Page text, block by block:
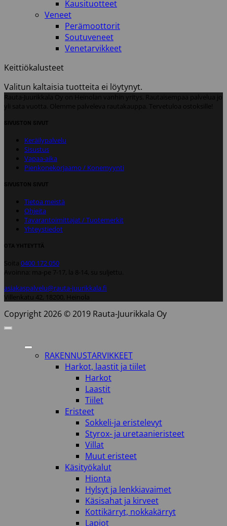
Kausituotteet
Veneet
Perämoottorit
Soutuveneet
Venetarvikkeet
Keittiökalusteet
Valitun kaltaisia tuotteita ei löytynyt.
Rauta-Juurikkala Oy on Heinolan vanhin yritys. Rautaisempaa palvelua jo
yli sata vuotta. Olemme palveleva rautakauppa. Tervetuloa ostoksille!
SIVUSTON SIVUT
Keräilypalvelu
Sisustus
Vapaa-aika
Pienkonekorjaamo / Konemyynti
SIVUSTON SIVUT
Tietoa meistä
Ohjeita
Tavarantoimittajat / Tuotemerkit
Yhteystiedot
OTA YHTEYTTÄ
Soita 0400 172 050
Avoinna: ma-pe 7-17, la 8-14, su suljettu.
asiakaspalvelu@rauta-juurikkala.fi
Villenkatu 42, 18200, Heinola
Copyright 2026 © 2019 Rauta-Juurikkala Oy
RAKENNUSTARVIKKEET
Harkot, laastit ja tiilet
Harkot
Laastit
Tiilet
Eristeet
Sokkeli-ja eristelevyt
Styrox- ja uretaanieristeet
Villat
Muut eristeet
Käsityökalut
Hionta
Hylsyt ja lenkkiavaimet
Käsisahat ja kirveet
Kottikärryt, nokkakärryt
Lapiot